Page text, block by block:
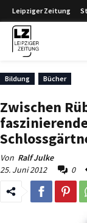
Leipziger Zeitung
Bildung Bücher
Zwischen
Von Ralf Julke
25. Juni 2012
0